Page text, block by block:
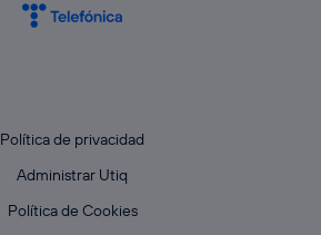
Política de privacidad
Administrar Utiq
Política de Cookies